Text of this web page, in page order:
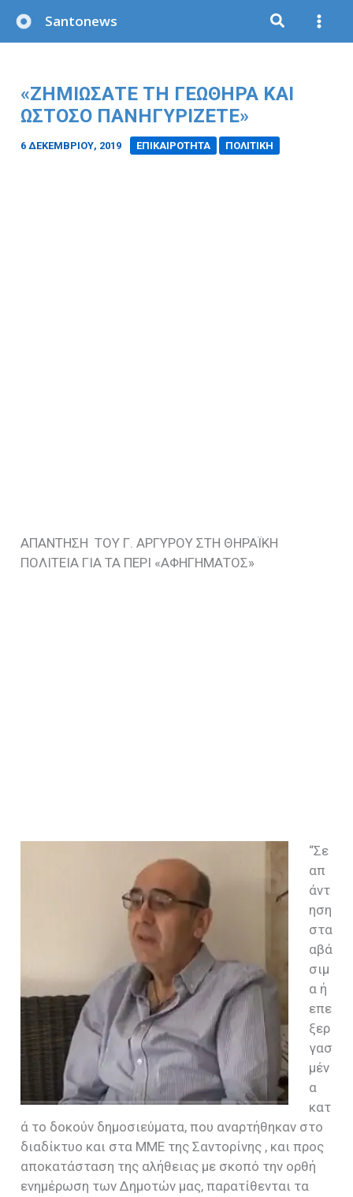
στο
Santonews
«ΖΗΜΙΩΣΑΤΕ ΤΗ ΓΕΩΘΗΡΑ ΚΑΙ
ΩΣΤΟΣΟ ΠΑΝΗΓΥΡΙΖΕΤΕ»
6 ΔΕΚΕΜΒΡΊΟΥ, 2019 ΕΠΙΚΑΙΡΟΤΗΤΑ ΠΟΛΙΤΙΚΗ
ΑΠΑΝΤΗΣΗ ΤΟΥ Γ. ΑΡΓΥΡΟΥ ΣΤΗ ΘΗΡΑΪΚΗ
ΠΟΛΙΤΕΙΑ ΓΙΑ ΤΑ ΠΕΡΙ «ΑΦΗΓΗΜΑΤΟΣ»
“Σε
απ
άντ
ηση
στα
αβά
σιμ
α ή
επε
ξερ
γασ
μέν
α
κατ
ά το δοκούν δημοσιεύματα, που αναρτήθηκαν στο
διαδίκτυο και στα ΜΜΕ της Σαντορίνης , και προς
αποκατάσταση της αλήθειας με σκοπό την ορθή
ενημέρωση των Δημοτών μας, παρατίθενται τα